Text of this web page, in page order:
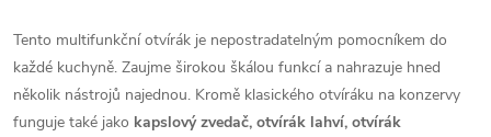
M
E
-
F
B
Tento multifunkční otvírák je nepostradatelným pomocníkem do
každé kuchyně. Zaujme širokou škálou funkcí a nahrazuje hned
několik nástrojů najednou. Kromě klasického otvíráku na konzervy
funguje také jako kapslový zvedač, otvírák lahví, otvírák